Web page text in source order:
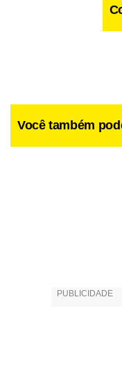
maternidade. “Eu me
Você também